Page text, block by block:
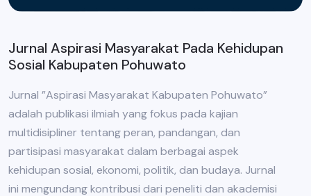
Jurnal Aspirasi Masyarakat Pada Kehidupan
Sosial Kabupaten Pohuwato
Jurnal ”Aspirasi Masyarakat Kabupaten Pohuwato”
adalah publikasi ilmiah yang fokus pada kajian
multidisipliner tentang peran, pandangan, dan
partisipasi masyarakat dalam berbagai aspek
kehidupan sosial, ekonomi, politik, dan budaya. Jurnal
ini mengundang kontribusi dari peneliti dan akademisi